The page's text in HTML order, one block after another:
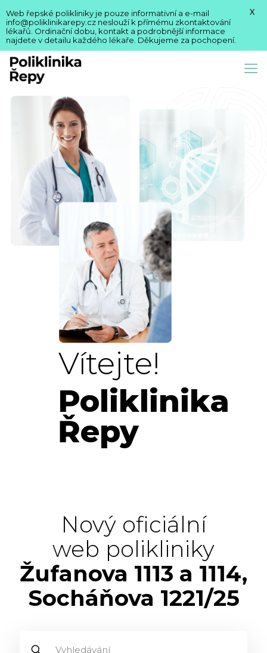
Vítejte!
Poliklinika
Řepy
Nový oficiální
web polikliniky
Žufanova 1113 a 1114,
Socháňova 1221/25
Web řepské polikliniky je pouze informativní a e-mail
info@poliklinikarepy.cz neslouží k přímému zkontaktování
lékařů. Ordinační dobu, kontakt a podrobnější informace
najdete v detailu každého lékaře. Děkujeme za pochopení.
X